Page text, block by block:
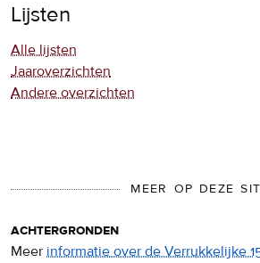
Lijsten
Alle lijsten
Jaaroverzichten
Andere overzichten
MEER OP DEZE
achtergronden
Meer informatie over de Verrukkelijke